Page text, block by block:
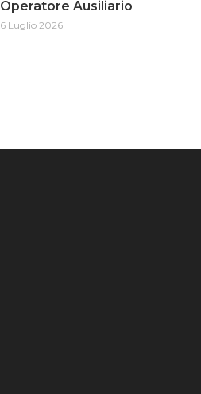
Operatore Ausiliario
6 Luglio 2026